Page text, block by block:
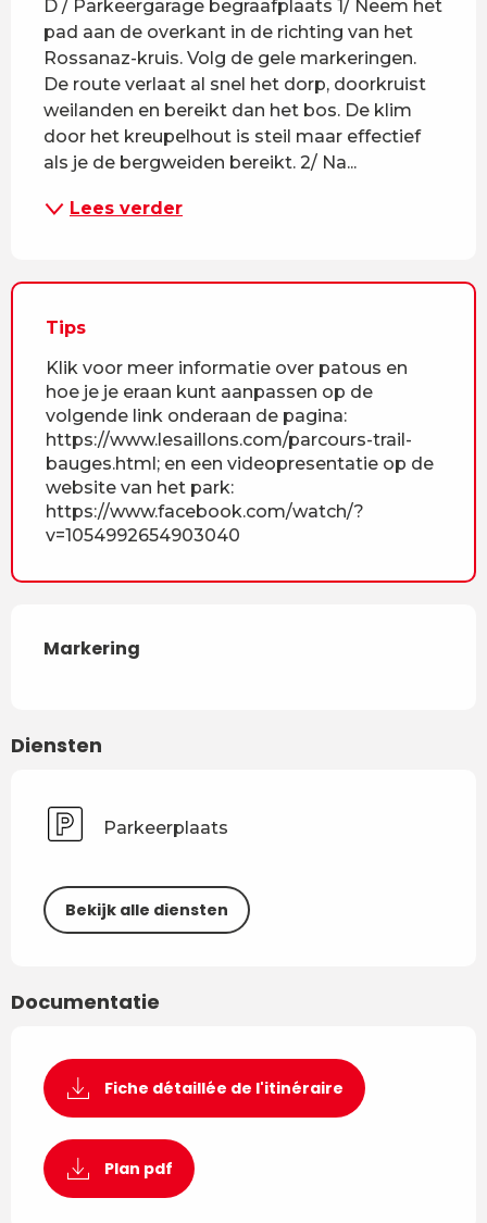
D / Parkeergarage begraafplaats 1/ Neem het
pad aan de overkant in de richting van het
Rossanaz-kruis. Volg de gele markeringen.
De route verlaat al snel het dorp, doorkruist
weilanden en bereikt dan het bos. De klim
door het kreupelhout is steil maar effectief
als je de bergweiden bereikt. 2/ Na...
Lees verder
Tips
Klik voor meer informatie over patous en
hoe je je eraan kunt aanpassen op de
volgende link onderaan de pagina:
https://www.lesaillons.com/parcours-trail-
bauges.html; en een videopresentatie op de
website van het park:
https://www.facebook.com/watch/?
v=1054992654903040
Markering
Diensten
Parkeerplaats
Bekijk alle diensten
Documentatie
Fiche détaillée de l'itinéraire
Plan pdf